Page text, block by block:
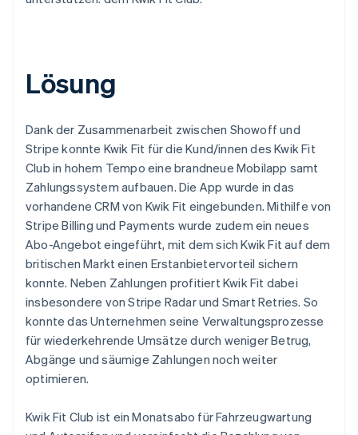
Lösung
Dank der Zusammenarbeit zwischen Showoff und
Stripe konnte Kwik Fit für die Kund/innen des Kwik Fit
Club in hohem Tempo eine brandneue Mobilapp samt
Zahlungssystem aufbauen. Die App wurde in das
vorhandene CRM von Kwik Fit eingebunden. Mithilfe von
Stripe Billing und Payments wurde zudem ein neues
Abo-Angebot eingeführt, mit dem sich Kwik Fit auf dem
britischen Markt einen Erstanbietervorteil sichern
konnte. Neben Zahlungen profitiert Kwik Fit dabei
insbesondere von Stripe Radar und Smart Retries. So
konnte das Unternehmen seine Verwaltungsprozesse
für wiederkehrende Umsätze durch weniger Betrug,
Abgänge und säumige Zahlungen noch weiter
optimieren.
Kwik Fit Club ist ein Monatsabo für Fahrzeugwartung